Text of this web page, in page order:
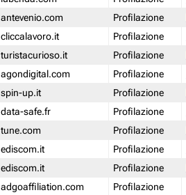
antevenio.com Profilazione
cliccalavoro.it Profilazione
turistacurioso.it Profilazione
agondigital.com Profilazione
spin-up.it Profilazione
data-safe.fr Profilazione
tune.com Profilazione
ediscom.it Profilazione
ediscom.it Profilazione
adgoaffiliation.com Profilazione